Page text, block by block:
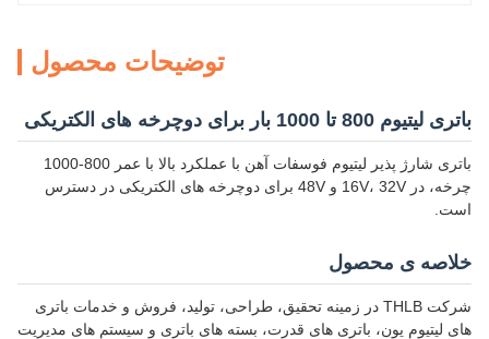
توضیحات محصول
باتری لیتیوم 800 تا 1000 بار برای دوچرخه های الکتریکی
باتری شارژ پذیر لیتیوم فوسفات آهن با عملکرد بالا با عمر 800-1000
چرخه، در 16V، 32V و 48V برای دوچرخه های الکتریکی در دسترس
است.
خلاصه ی محصول
شرکت THLB در زمینه تحقیق، طراحی، تولید، فروش و خدمات باتری
های لیتیوم یون، باتری های قدرت، بسته های باتری و سیستم های مدیریت